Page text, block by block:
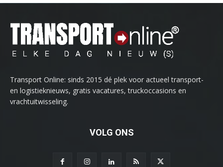
Transport Online: sinds 2015 dé plek voor actueel transport-
en logistieknieuws, gratis vacatures, truckoccasions en
vrachtuitwisseling.
VOLG ONS